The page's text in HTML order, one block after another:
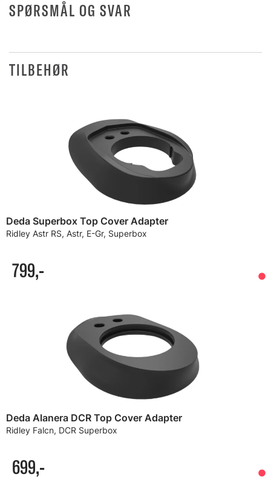
SPØRSMÅL OG SVAR
TILBEHØR
Deda Superbox Top Cover Adapter
Ridley Astr RS, Astr, E-Gr, Superbox
799,-
Deda Alanera DCR Top Cover Adapter
Ridley Falcn, DCR Superbox
699,-